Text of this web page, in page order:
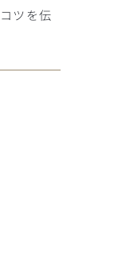
ツを伝